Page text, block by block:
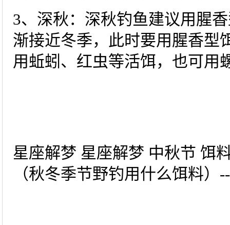
3、深秋：深秋钓鱼建议用腥
渐接近冬季，此时要用腥香型
用蚯蚓、红虫等活饵，也可用
星座解梦 星座解梦 中秋节 饵
（秋冬季节野钓用什么饵料）